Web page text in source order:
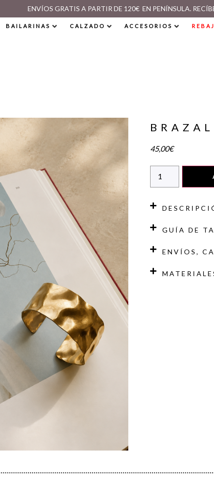
ENVÍOS GRATIS A PARTIR DE 120€ EN PENÍNSULA.
BAILARINAS CALZADO ACCESORIOS
45,00€
GUÍA DE
ENVÍOS,